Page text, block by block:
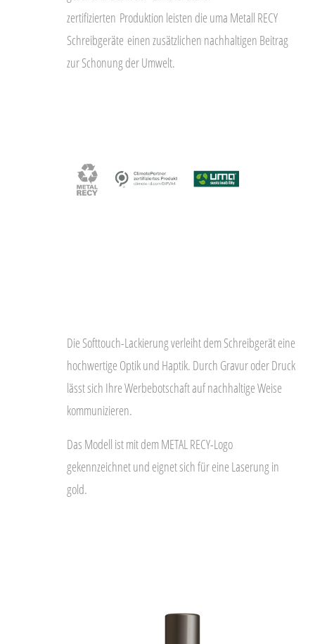
zertifizierten Produktion leisten die uma Metall RECY
Schreibgeräte einen zusätzlichen nachhaltigen Beitrag
zur Schonung der Umwelt.
Die Softtouch-Lackierung verleiht dem Schreibgerät eine
hochwertige Optik und Haptik. Durch Gravur oder Druck
lässt sich Ihre Werbebotschaft auf nachhaltige Weise
kommunizieren.
Das Modell ist mit dem METAL RECY-Logo
gekennzeichnet und eignet sich für eine Laserung in
gold.